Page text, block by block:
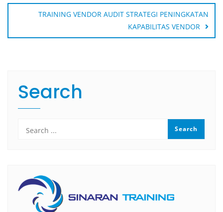
TRAINING VENDOR AUDIT STRATEGI PENINGKATAN
KAPABILITAS VENDOR
Search